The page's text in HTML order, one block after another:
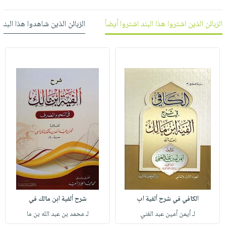
بالأسنان
الحمية
والتغذية
أدوات
المائدة
أدوات
المطبخ
الأكثر
مبيعاً
العودة
للمدارس
اكسسوارات
كتب
اكسسوارات
منزلية
اكسسوارات
ملابس
مطرزات
حقائب
عناية
بالذات
شحن
مجاني
كل
الاشتراكات
صندوق
القراءة
iKitab
حدود
بحث
متقدم
نيل
عن
الشركة
سياسة
الشركة
حسابك
لائحة
الأمنيات
الزبائن الذين اشتروا هذا البند اشتروا أيضاً الزبائن الذين شاهدوا هذا
الكافي في شرح ألفية اب
لـ أيمن أمين عبد الغني
شرح ألفية ابن مالك في
لـ محمد بن عبد الله بن ما